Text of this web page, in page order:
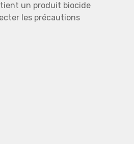
un produit biocide
les précautions